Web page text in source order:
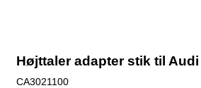
Højttaler adapter stik til
CA3021100